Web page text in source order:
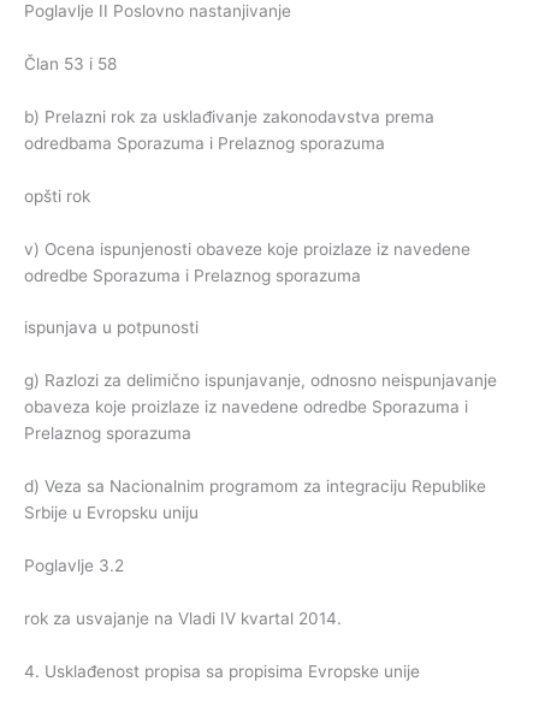
Poglavlje II Poslovno nastanjivanje
Član 53 i 58
b) Prelazni rok za usklađivanje zakonodavstva prema
odredbama Sporazuma i Prelaznog sporazuma
opšti rok
v) Ocena ispunjenosti obaveze koje proizlaze iz navedene
odredbe Sporazuma i Prelaznog sporazuma
ispunjava u potpunosti
g) Razlozi za delimično ispunjavanje, odnosno neispunjavanje
obaveza koje proizlaze iz navedene odredbe Sporazuma i
Prelaznog sporazuma
d) Veza sa Nacionalnim programom za integraciju Republike
Srbije u Evropsku uniju
Poglavlje 3.2
rok za usvajanje na Vladi IV kvartal 2014.
4. Usklađenost propisa sa propisima Evropske unije